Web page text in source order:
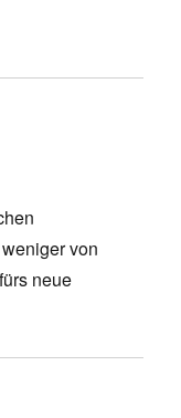
von
neue